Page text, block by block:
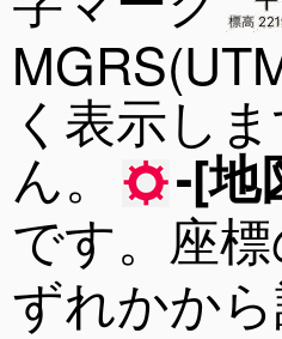
く表示し
ん。
-[地
です。座標
ずれかか